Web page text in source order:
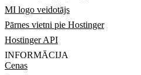
MI logo veidotājs
Pārnes vietni pie Hostinger
Hostinger API
INFORMĀCIJA
Cenas